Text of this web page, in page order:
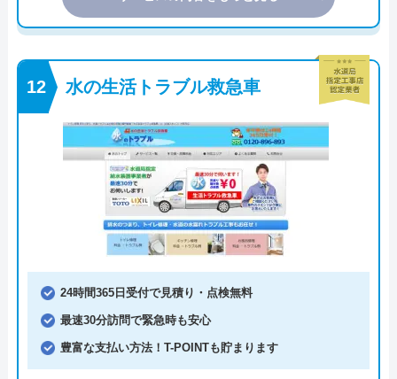
水の生活トラブル救急車
24時間365日受付で見積り・点検無料
最速30分訪問で緊急時も安心
豊富な支払い方法！T-POINTも貯まります